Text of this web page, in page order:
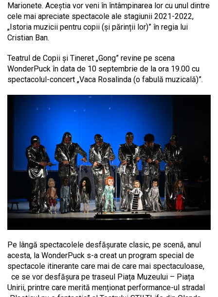
Marionete. Aceștia vor veni în întâmpinarea lor cu unul dintre
cele mai apreciate spectacole ale stagiunii 2021-2022,
„Istoria muzicii pentru copii (și părinții lor)” în regia lui
Cristian Ban.
Teatrul de Copii și Tineret „Gong” revine pe scena
WonderPuck în data de 10 septembrie de la ora 19.00 cu
spectacolul-concert „Vaca Rosalinda (o fabulă muzicală)”.
Pe lângă spectacolele desfășurate clasic, pe scenă, anul
acesta, la WonderPuck s-a creat un program special de
spectacole itinerante care mai de care mai spectaculoase,
ce se vor desfășura pe traseul Piața Muzeului – Piața
Unirii, printre care merită menționat performance-ul stradal